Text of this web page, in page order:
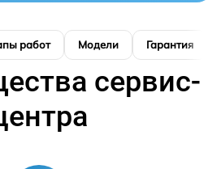
работ Модели Гарантия
сервис-